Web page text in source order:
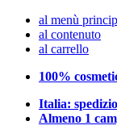
al menù
al contenuto
al carrello
100%
Italia:
Almeno 1